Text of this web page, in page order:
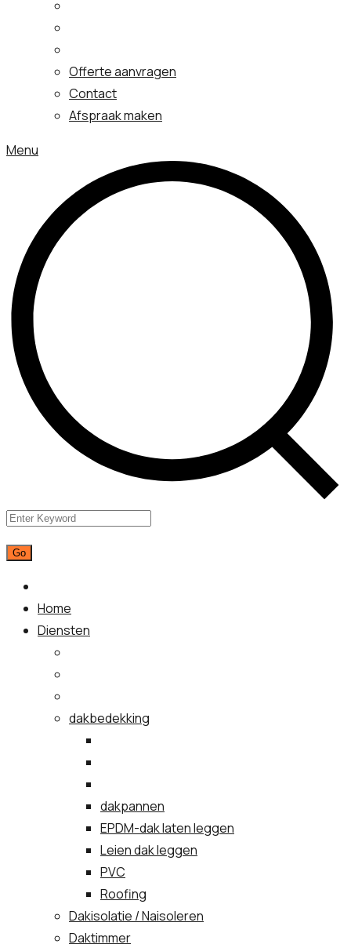
Offerte aanvragen
Contact
Afspraak maken
Menu
Home
Diensten
dakbedekking
dakpannen
EPDM-dak laten leggen
Leien dak leggen
PVC
Roofing
Dakisolatie / Naisoleren
Daktimmer